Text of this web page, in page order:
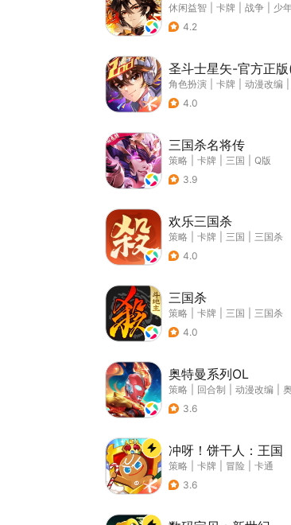
休闲益智 卡牌 战争
少
4.2
圣斗士星矢-官方正
角色扮演 卡牌 动漫改编
4.0
三国杀名将传
策略 卡牌 三国
Q版
3.9
欢乐三国杀
策略 卡牌 三国
三国杀
4.0
三国杀
策略 卡牌 三国
三国杀
4.0
奥特曼系列OL
策略 回合制 动漫改编
3.6
冲呀！饼干人：王国
策略 卡牌 冒险
卡通
3.6